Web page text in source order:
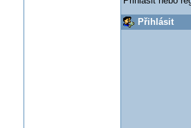
Přihlásit